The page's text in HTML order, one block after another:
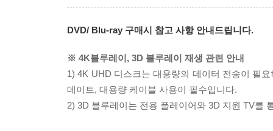
DVD/ Blu-ray 구매시 참고 사항 안내드립니다.
※ 4K블루레이, 3D 블루레이 재생 관련 안내
1) 4K UHD 디스크는 대용량의 데이터 전송이 필
데이트, 대용량 케이블 사용이 필수입니다.
2) 3D 블루레이는 전용 플레이어와 3D 지원 TV를